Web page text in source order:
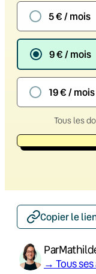
5 € / mois
9 € / mois
19 € / mois
Tous les
Copier le
Par
→ Tous